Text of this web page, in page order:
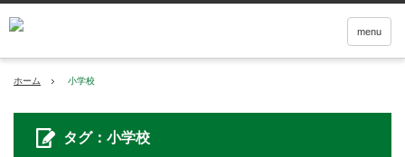
menu
ホーム 小学校
タグ：小学校